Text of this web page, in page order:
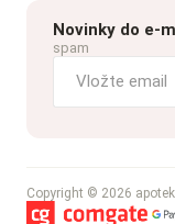
Novinky do e-
spam
Copyright © 2026